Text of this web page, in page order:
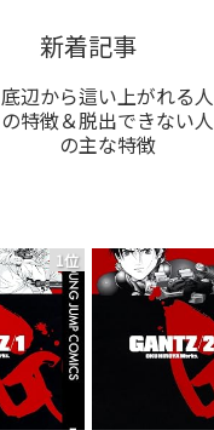
新着記事
底辺から這い上がれる人
の特徴＆脱出できない人
の主な特徴
1位